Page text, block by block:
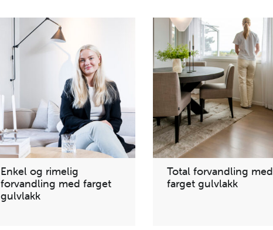
Enkel og rimelig
forvandling med farget
gulvlakk
Total forvandling med
farget gulvlakk